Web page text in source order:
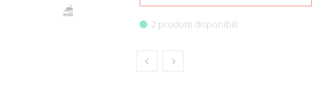
2 prodotti disponibili